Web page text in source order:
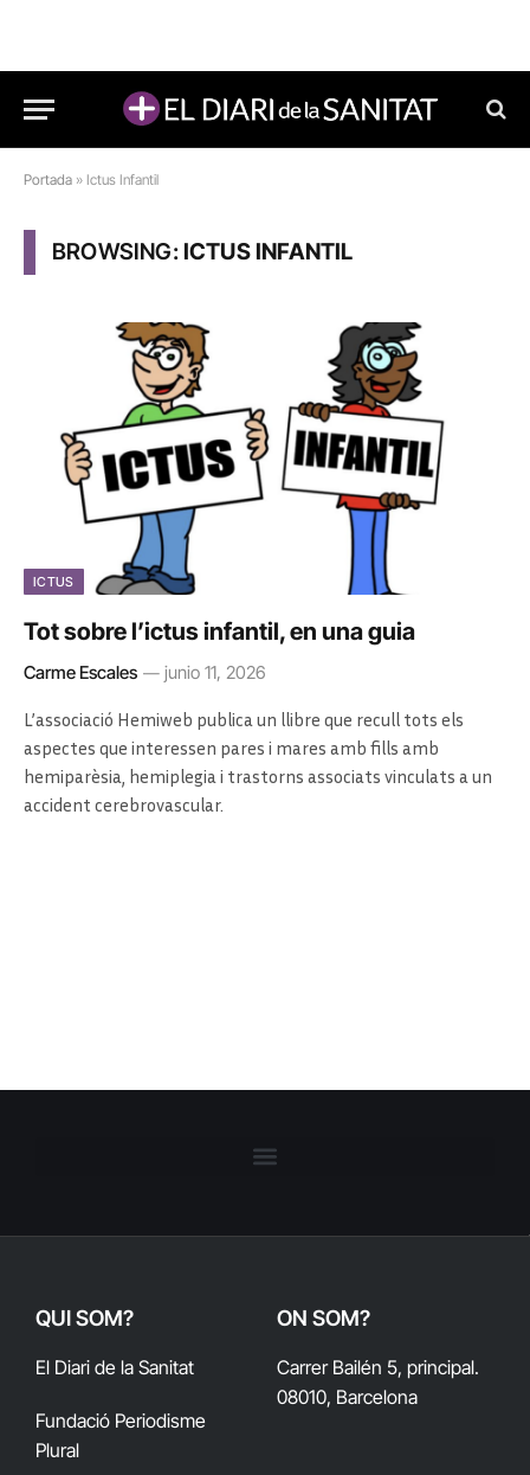
Portada » Ictus Infantil
BROWSING:ICTUS INFANTIL
ICTUS
Tot sobre l’ictus infantil, en una guia
Carme Escales junio 11, 2026
L’associació Hemiweb publica un llibre que recull tots els
aspectes que interessen pares i mares amb fills amb
hemiparèsia, hemiplegia i trastorns associats vinculats a un
accident cerebrovascular.
QUI SOM?
El Diari de la Sanitat
Fundació Periodisme
Plural
ON SOM?
Carrer Bailén 5, principal.
08010, Barcelona